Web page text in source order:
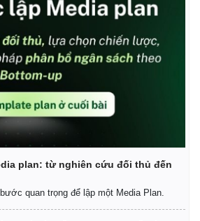
plan: từ nghiên cứu đối thủ đến
quan trọng để lập một Media Plan.